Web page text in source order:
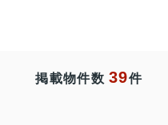
掲載物件数39件